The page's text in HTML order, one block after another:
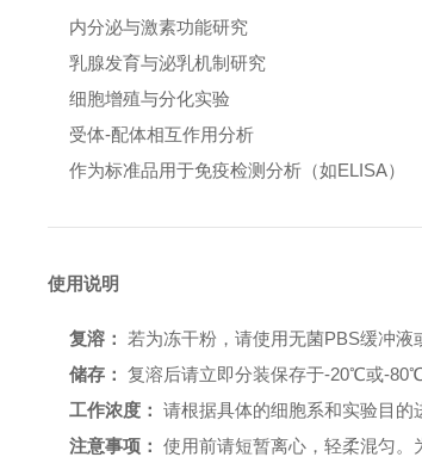
内分泌与激素功能研究
乳腺发育与泌乳机制研究
细胞增殖与分化实验
受体-配体相互作用分析
作为标准品用于免疫检测分析（如ELISA）
使用说明
复溶：
若为冻干粉，请使用无菌PBS缓冲液
储存： 复溶后请立即分装保存于-20℃或-
工作浓度： 请根据具体的细胞系和实验目的
注意事项： 使用前请短暂离心，轻柔混匀。